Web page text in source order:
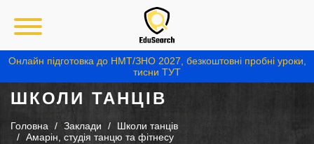
Онлайн підготовка до НМТ/ЗНО 2027, безкоштовні пробні уроки,
тисни ТУТ
ШКОЛИ ТАНЦІВ
Головна Заклади
Школи танців
Амарін, студія танцю та фітнесу